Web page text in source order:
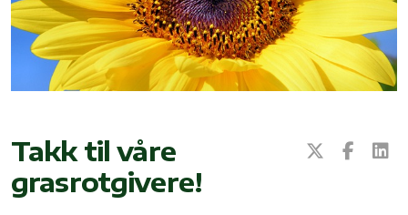
Takk til våre
grasrotgivere!
Styret
Bli med